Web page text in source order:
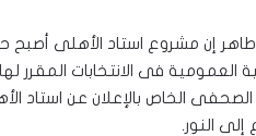
إن مشروع استاد الأهلى أصبح
فى الانتخابات المقرر لها 30 نوفمبر.
الخاص بالإعلان عن استاد
النور.